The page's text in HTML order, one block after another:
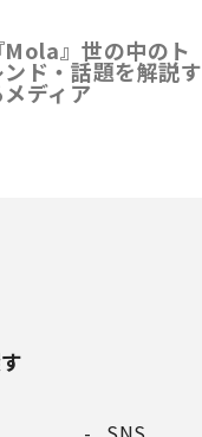
Mola』世の中のト
ンド・話題を解説す
メディア